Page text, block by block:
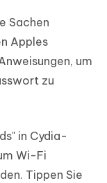
Sachen
Apples
um
zu
in Cydia-
Wi-Fi
Tippen Sie